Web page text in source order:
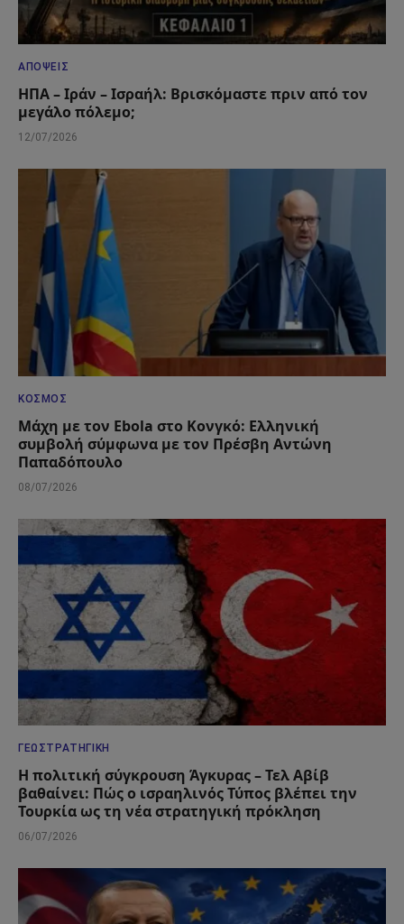
ΑΠΌΨΕΙΣ
ΗΠΑ – Ιράν – Ισραήλ: Βρισκόμαστε πριν από τον
μεγάλο πόλεμο;
12/07/2026
ΚΌΣΜΟΣ
Μάχη με τον Ebola στο Κονγκό: Ελληνική
συμβολή σύμφωνα με τον Πρέσβη Αντώνη
Παπαδόπουλο
08/07/2026
ΓΕΩΣΤΡΑΤΗΓΙΚΉ
Η πολιτική σύγκρουση Άγκυρας – Τελ Αβίβ
βαθαίνει: Πώς ο ισραηλινός Τύπος βλέπει την
Τουρκία ως τη νέα στρατηγική πρόκληση
06/07/2026